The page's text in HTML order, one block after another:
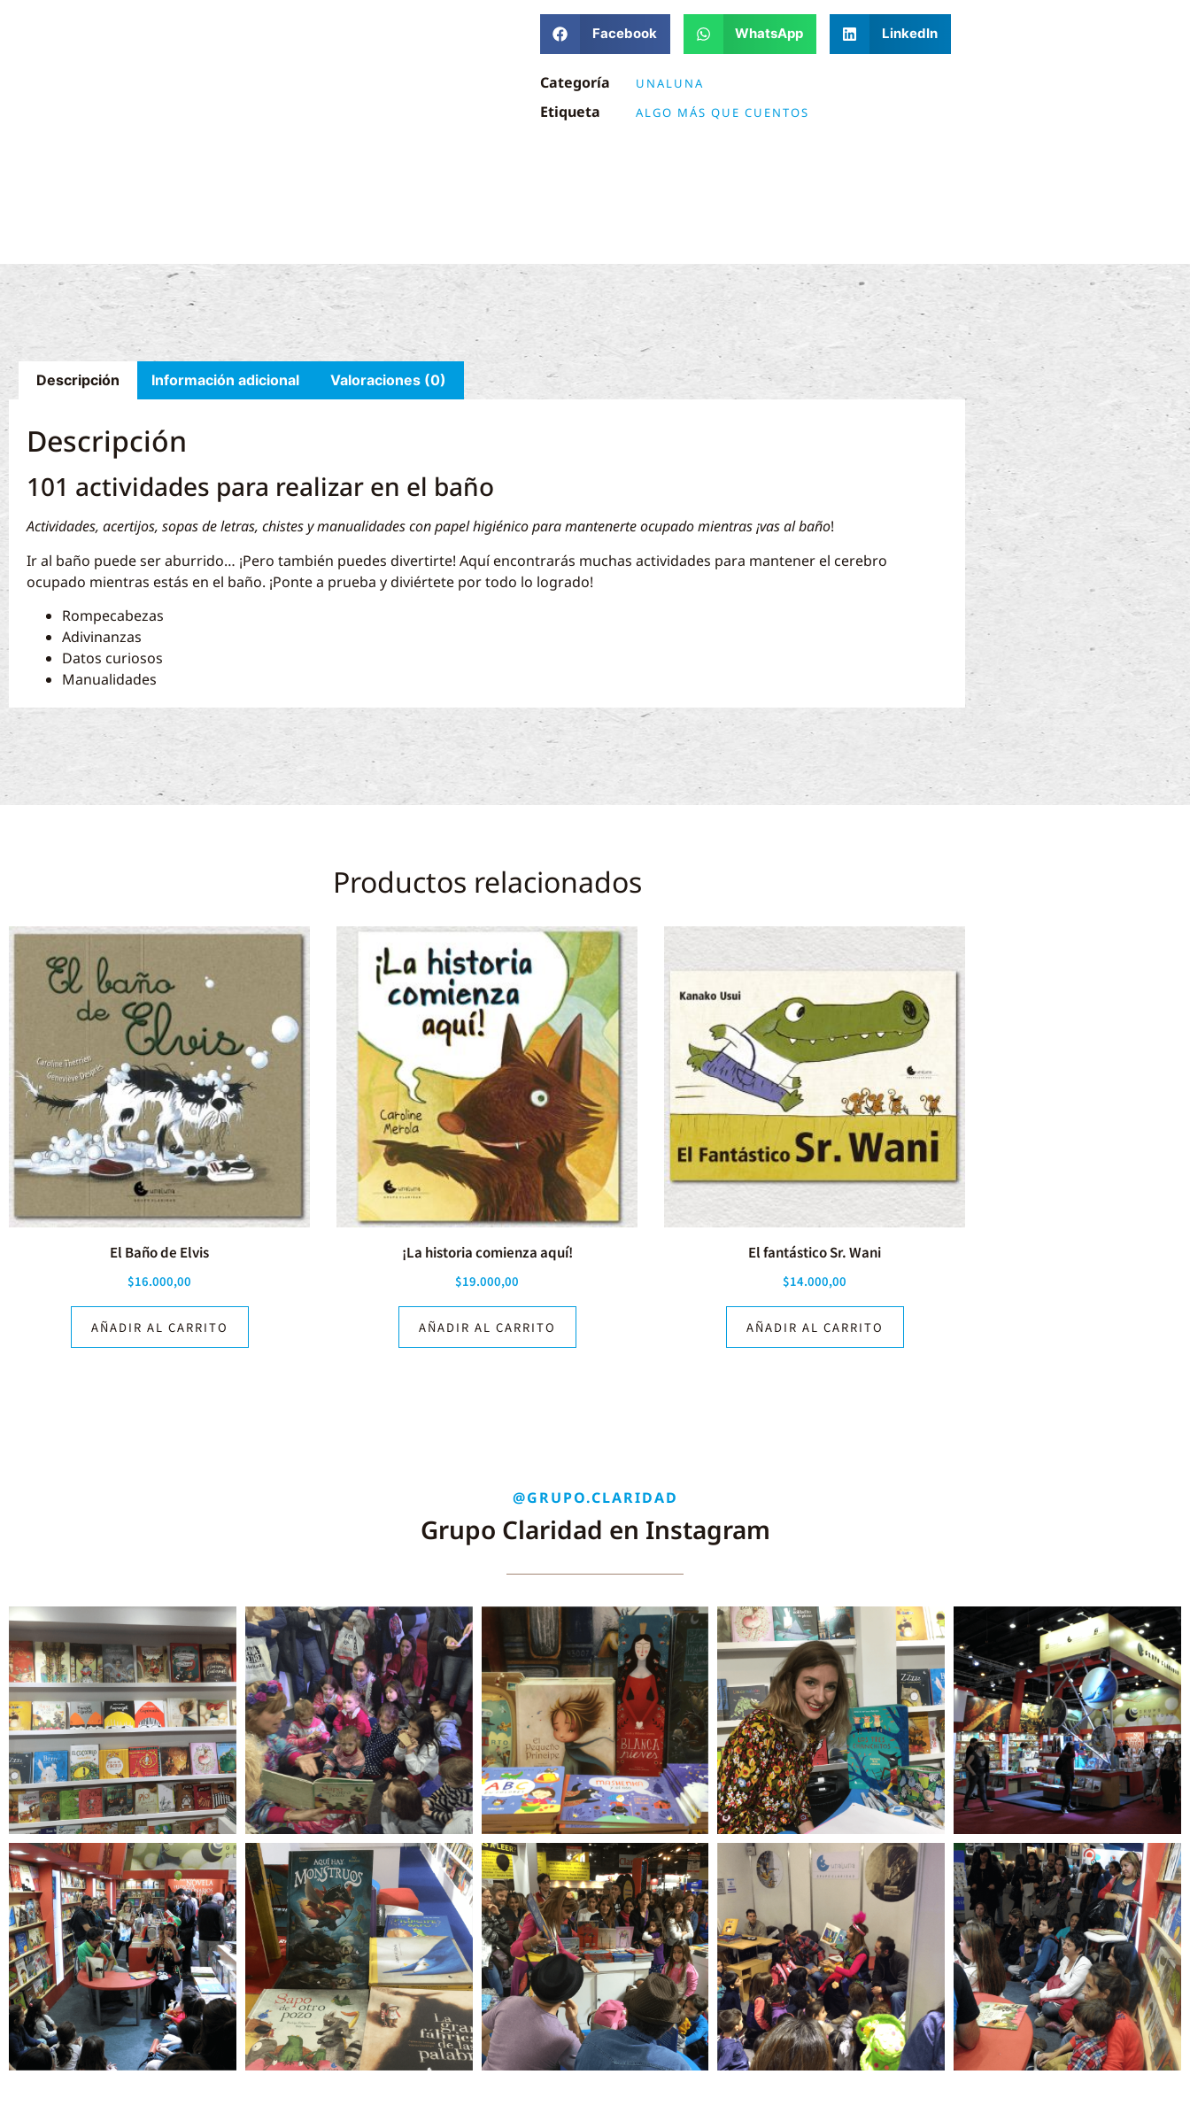
Facebook WhatsApp LinkedIn
Categoría UNALUNA
Etiqueta ALGO MÁS QUE CUENTOS
Descripción Información adicional Valoraciones (0)
Descripción
101 actividades para realizar en el baño
Actividades, acertijos, sopas de letras, chistes y manualidades con papelhigiénico para mantenerte ocupado mientras ¡vas al baño!
Ir al baño puede ser aburrido… ¡Pero también puedes divertirte! Aquí encontrarás muchas actividades para mantener el cerebro
ocupado mientras estás en el baño. ¡Ponte a prueba y diviértete por todo lo logrado!
Rompecabezas
Adivinanzas
Datos curiosos
Manualidades
Productos relacionados
El Baño de Elvis
$16.000,00
AÑADIR AL CARRITO
¡La historia comienza aquí!
$19.000,00
AÑADIR AL CARRITO
El fantástico Sr. Wani
$14.000,00
AÑADIR AL CARRITO
@GRUPO.CLARIDAD
Grupo Claridad en Instagram